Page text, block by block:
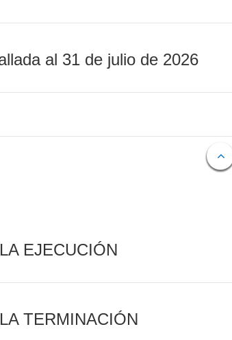
al 31 de julio de 2026
EJECUCIÓN
TERMINACIÓN